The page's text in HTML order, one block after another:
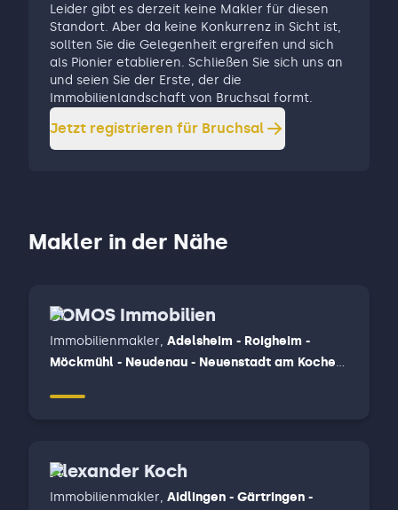
Leider gibt es derzeit keine Makler für diesen
Standort. Aber da keine Konkurrenz in Sicht ist,
sollten Sie die Gelegenheit ergreifen und sich
als Pionier etablieren. Schließen Sie sich uns an
und seien Sie der Erste, der die
Immobilienlandschaft von Bruchsal formt.
Jetzt registrieren für Bruchsal
Makler in der Nähe
SOMOS Immobilien
Immobilienmakler, Adelsheim - Roigheim -
Möckmühl - Neudenau - Neuenstadt am Kocher,
Alexander Koch
Immobilienmakler, Aidlingen - Gärtringen -